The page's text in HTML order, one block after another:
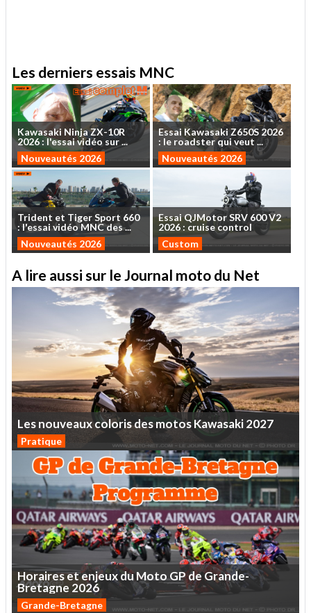
Les derniers essais MNC
Kawasaki NinjaZX-10R
2026: l'essaividéo sur...
Nouveautés 2026
Essai KawasakiZ650S 2026
: le roadsterquiveut ...
Nouveautés 2026
Trident et TigerSport 660
: l'essaividéoMNCdes...
Nouveautés 2026
EssaiQJMotorSRV 600V2
2026 : cruise control
Custom
A lire aussi sur le Journal moto du Net
LesnouveauxcolorisdesmotosKawasaki2027
Pratique
HorairesetenjeuxduMotoGPdeGrande-
Bretagne 2026
Grande-Bretagne